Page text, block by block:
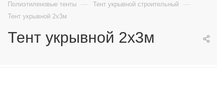
Полиэтиленовые тенты — Тент укрывной строительный —
Тент укрывной 2х3м
Тент укрывной 2х3м